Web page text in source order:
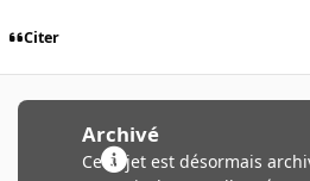
Citer
Archivé
Ce sujet est désormais